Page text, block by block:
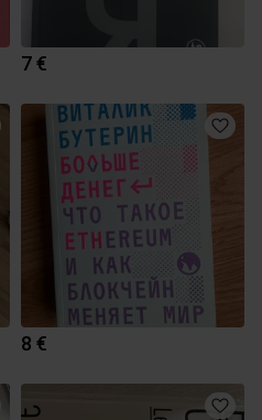
7 €
8 €